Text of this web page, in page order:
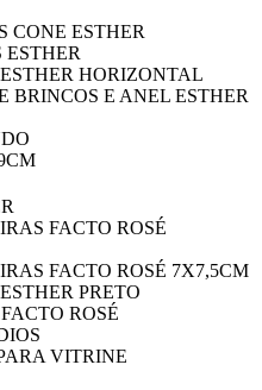
CONE ESTHER
HORIZONTAL
BRINCOS E ANEL ESTHER
FACTO ROSÉ
FACTO ROSÉ 7X7,5CM
PRETO
ROSÉ
VITRINE